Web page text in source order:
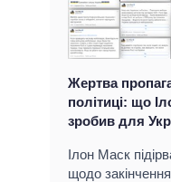
Жертва
політиці: що
зробив для
Ілон Маск
щодо